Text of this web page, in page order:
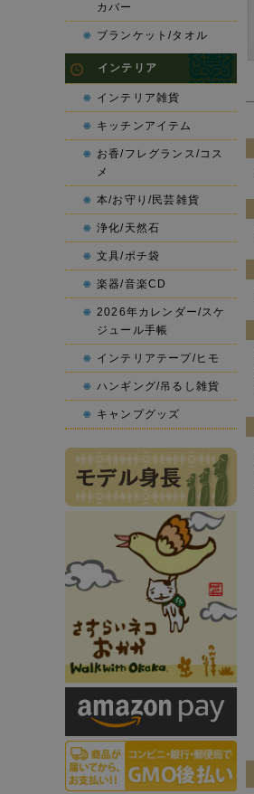
カバー
ブランケット/タオル
インテリア
インテリア雑貨
キッチンアイテム
お香/フレグランス/コス
メ
本/お守り/民芸雑貨
浄化/天然石
文具/ポチ袋
楽器/音楽CD
2026年カレンダー/スケ
ジュール手帳
インテリアテープ/ヒモ
ハンギング/吊るし雑貨
キャンプグッズ